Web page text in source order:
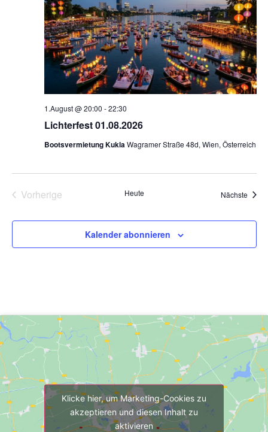
Lichterfest 01.08.2026
1.August @ 20:00 -22:30
Bootsvermietung KuklaWagramer Straße 48d, Wien, Österreich
VorherigeVeranstaltungenHeute Nächste
Kalender abonnieren
Klicke hier, um Marketing-Cookies zu
akzeptieren und diesen Inhalt zu
aktivieren